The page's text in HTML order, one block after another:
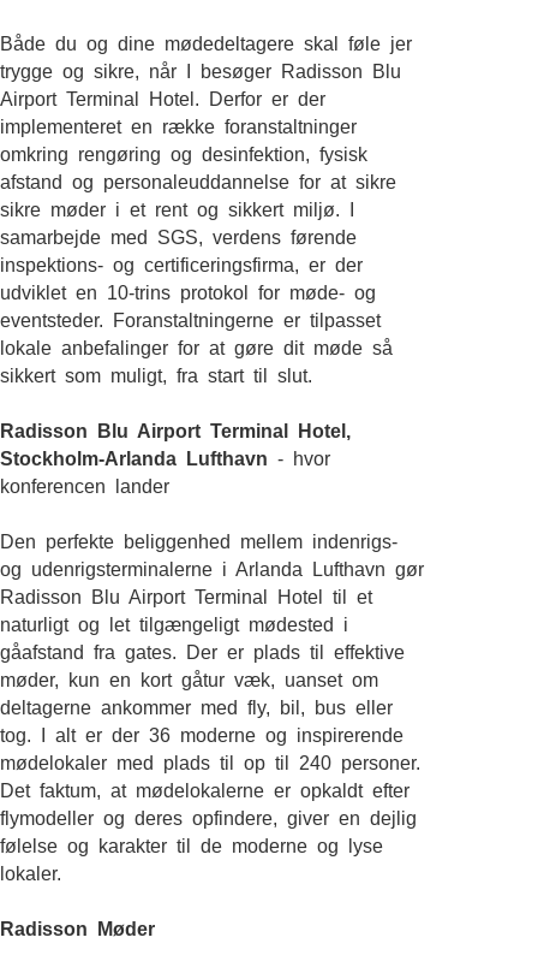
Både du og dine mødedeltagere skal føle jer
trygge og sikre, når I besøger Radisson Blu
Airport Terminal Hotel. Derfor er der
implementeret en række foranstaltninger
omkring rengøring og desinfektion, fysisk
afstand og personaleuddannelse for at sikre
sikre møder i et rent og sikkert miljø. I
samarbejde med SGS, verdens førende
inspektions- og certificeringsfirma, er der
udviklet en 10-trins protokol for møde- og
eventsteder. Foranstaltningerne er tilpasset
lokale anbefalinger for at gøre dit møde så
sikkert som muligt, fra start til slut.
Radisson Blu Airport Terminal Hotel,
Stockholm-Arlanda Lufthavn - hvor
konferencen lander
Den perfekte beliggenhed mellem indenrigs-
og udenrigsterminalerne i Arlanda Lufthavn gør
Radisson Blu Airport Terminal Hotel til et
naturligt og let tilgængeligt mødested i
gåafstand fra gates. Der er plads til effektive
møder, kun en kort gåtur væk, uanset om
deltagerne ankommer med fly, bil, bus eller
tog. I alt er der 36 moderne og inspirerende
mødelokaler med plads til op til 240 personer.
Det faktum, at mødelokalerne er opkaldt efter
flymodeller og deres opfindere, giver en dejlig
følelse og karakter til de moderne og lyse
lokaler.
Radisson Møder